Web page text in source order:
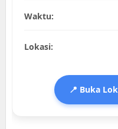
Waktu:
Lokasi:
📍 Buka